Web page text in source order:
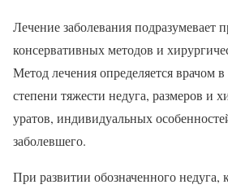
Лечение заболевания подразумевает
консервативных методов и
Метод лечения определяется врачом
степени тяжести недуга, размеров и
уратов, индивидуальных
заболевшего.
При развитии обозначенного недуга,